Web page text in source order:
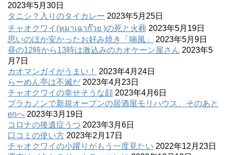
2023年5月30日
タニシ？入りのタイカレー 2023年5月25日
チャオクワイ(หมาเฉาก๊วย )の死と火葬 2023年5月19日
思いのほか安かったお好み焼き「喃風」
2023年5月9日
昼の12時から13時は激込みのカオケーン屋さん 2023年5
月7日
カオマンガイがうまい！
2023年4月24日
らーめん亭は不滅だ 2023年4月23日
チャオクワイの幸せそうな顔 2023年4月6日
プラカノンで新規オープンの居酒屋モリハウス、そのあと
enへ 2023年3月19日
コロナの後遺症うつ 2023年3月6日
口コミの使い方 2023年2月17日
チャオクワイの小躍りがもう一度見たい 2022年12月23日